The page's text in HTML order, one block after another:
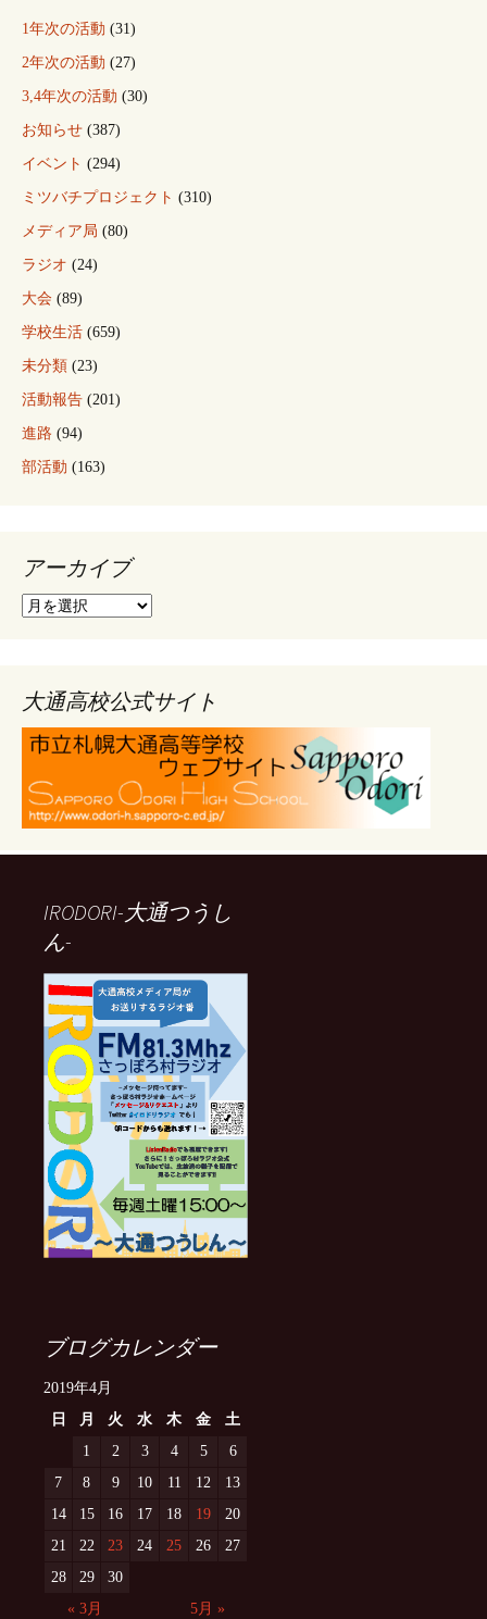
1年次の活動 (31)
2年次の活動 (27)
3,4年次の活動 (30)
お知らせ (387)
イベント (294)
ミツバチプロジェクト (310)
メディア局 (80)
ラジオ (24)
大会 (89)
学校生活 (659)
未分類 (23)
活動報告 (201)
進路 (94)
部活動 (163)
アーカイブ
ア
ブ
大通高校公式サイト
IRODORI-大通つうし
ん-
ブログカレンダー
2019年4月
日
月 火 水 木 金
土
1
2 3 4 5
6
7
8 9 10 11 12
13
14
15 16 17 18 19
20
21
22 23 24 25 26
27
28
29
30
« 3月
5月 »